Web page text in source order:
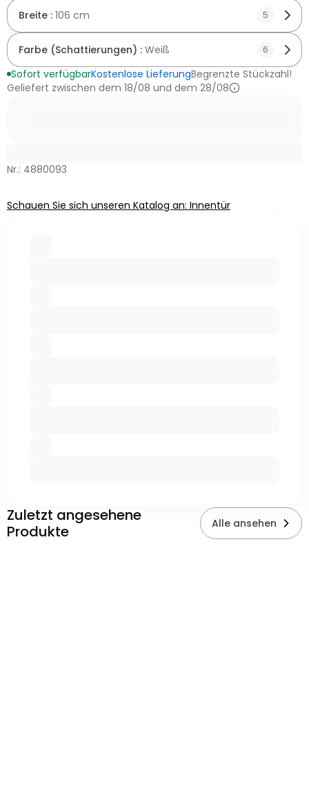
Breite : 106 cm 5
Farbe (Schattierungen) : Weiß 6
Sofort verfügbarKostenlose LieferungBegrenzte Stückzahl!
Geliefert zwischen dem 18/08 und dem 28/08
Nr.: 4880093
Schauen Sie sich unseren Katalog an: Innentür
Zuletzt angesehene
Produkte
Alle ansehen